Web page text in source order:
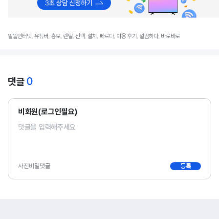
알뜰인터넷, 유튜버, 홍보, 렌탈, 선택, 설치, 빠르다, 이용 후기, 깔끔하다, 바로바로
댓글 0
비회원(로그인필요)
사진비밀댓글 등록